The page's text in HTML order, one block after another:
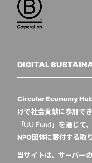
DIGITAL
Circular Economy Hub
けで社会貢献に参加で
「UU Fund 」を通じて
NPO団体に寄付する取
当サイトは、サーバー